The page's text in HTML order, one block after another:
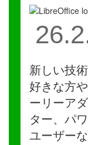
新しい技
好きな方
ーリーア
ター、パ
ユーザーな